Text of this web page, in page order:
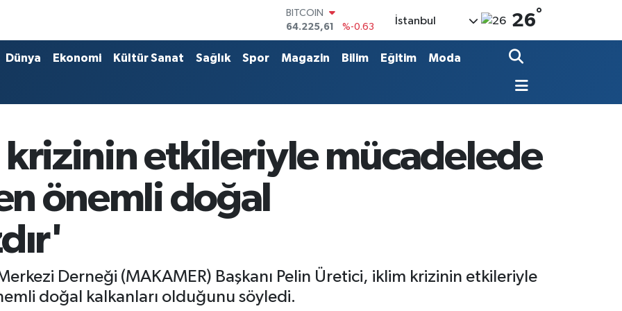
EURO
64,2463
%0.07
13.799
%70
İstanbul 26°
Dünya Ekonomi Kültür Sanat Sağlık Spor Magazin Bilim Eğitim Moda
etkileriyle mücadelede
önemli doğal
Derneği (MAKAMER) Başkanı Pelin Üretici, iklim krizinin etkileriyle
doğal kalkanları olduğunu söyledi.